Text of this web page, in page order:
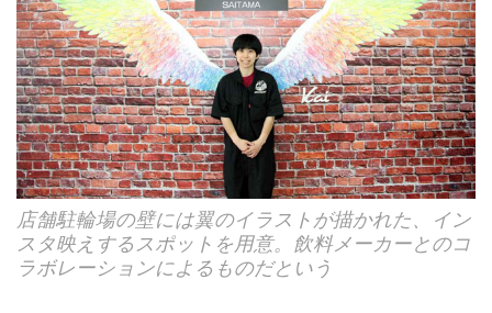
店舗駐輪場の壁には翼のイラストが描かれた、イン
スタ映えするスポットを用意。飲料メーカーとのコ
ラボレーションによるものだという